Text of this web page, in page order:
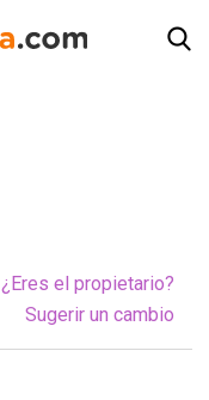
¿Eres el propietario?
Sugerir un cambio